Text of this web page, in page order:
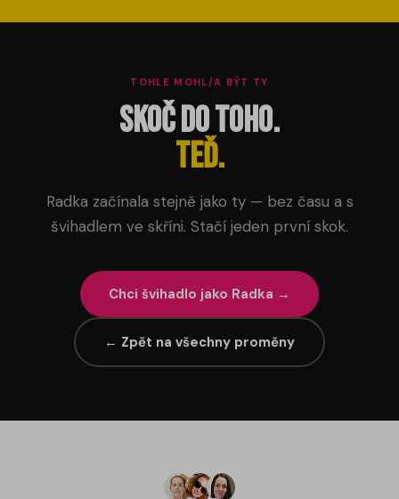
TOHLE MOHL/A BÝT TY
Skoč do toho.
Teď.
Radka začínala stejně jako ty — bez času a s
švihadlem ve skříni. Stačí jeden první skok.
Chci švihadlo jako Radka →
← Zpět na všechny proměny